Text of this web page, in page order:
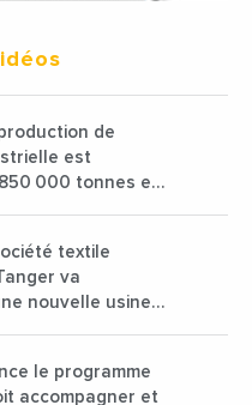
de
est
000 tonnes en
textile
va
nouvelle usine
le programme
accompagner et